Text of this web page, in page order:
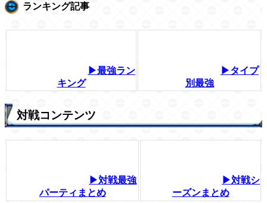
ランキング記事
▶最強ラン
キング
▶タイプ
別最強
対戦コンテンツ
▶対戦最強
パーティまとめ
▶対戦シ
ーズンまとめ